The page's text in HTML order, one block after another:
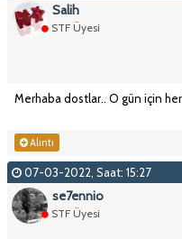
Salih
STF Üyesi
Merhaba dostlar.. O gün için
Alıntı
07-03-2022, Saat: 15:27
se7ennio
STF Üyesi